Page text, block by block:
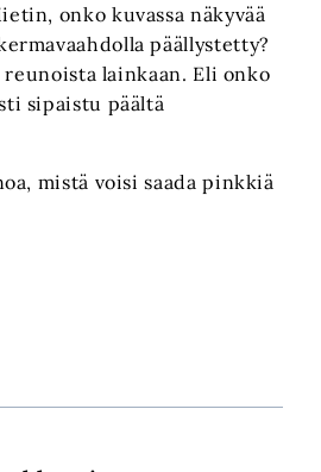
onko kuvassa näkyvää
päällystetty?
lainkaan. Eli onko
sipaistu päältä
mistä voisi saada pinkkiä